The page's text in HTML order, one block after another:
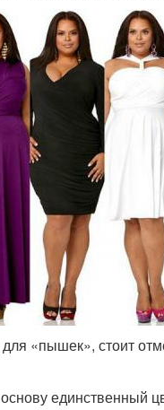
«пышек», стоит
единственный